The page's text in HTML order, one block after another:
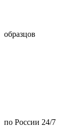
образцов
по России 24/7